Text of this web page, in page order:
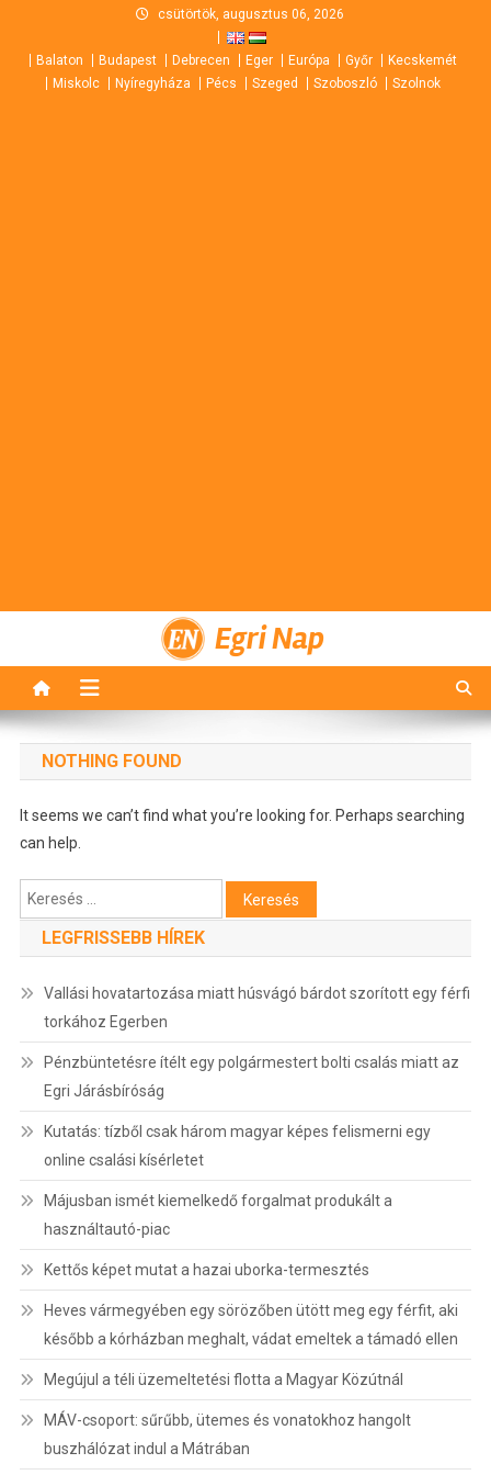
content
csütörtök, augusztus 06, 2026
Balaton Budapest Debrecen Eger Európa Győr
Kecskemét
Miskolc
Nyíregyháza Pécs Szeged Szoboszló Szolnok
Egri Nap
NOTHING FOUND
It seems we can’t find what you’re looking for. Perhaps searching
can help.
Keresés:
LEGFRISSEBB HÍREK
Vallási hovatartozása miatt húsvágó bárdot szorított egy férfi
torkához Egerben
Pénzbüntetésre ítélt egy polgármestert bolti csalás miatt az
Egri Járásbíróság
Kutatás: tízből csak három magyar képes felismerni egy
online csalási kísérletet
Májusban ismét kiemelkedő forgalmat produkált a
használtautó-piac
Kettős képet mutat a hazai uborka-termesztés
Heves vármegyében egy sörözőben ütött meg egy férfit, aki
később a kórházban meghalt, vádat emeltek a támadó ellen
Megújul a téli üzemeltetési flotta a Magyar Közútnál
MÁV-csoport: sűrűbb, ütemes és vonatokhoz hangolt
buszhálózat indul a Mátrában